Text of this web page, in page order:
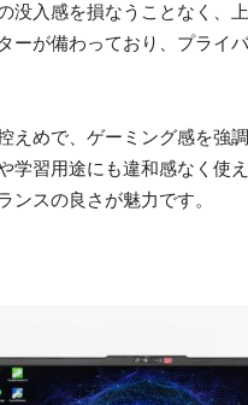
没入感を損なうことなく、
ーが備わっており、プライ
えめで、ゲーミング感を強
学習用途にも違和感なく使
ンスの良さが魅力です。